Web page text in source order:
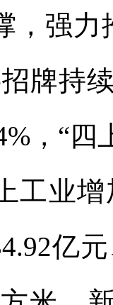
，强
牌持
，“
工业
亿